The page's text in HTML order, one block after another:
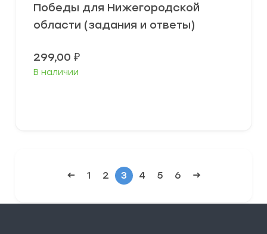
Победы для Нижегородской
области (задания и ответы)
299,00 ₽
В наличии
← 1 2 3 4 5 6 →